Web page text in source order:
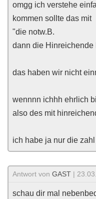
omgg ich verstehe
kommen sollte das mit
"die notw.B.
dann die Hinreichende
das haben wir nicht
wennnn ichhh ehrlich
also des mit
ich habe ja nur die
Antwort von GAST |
schau dir mal